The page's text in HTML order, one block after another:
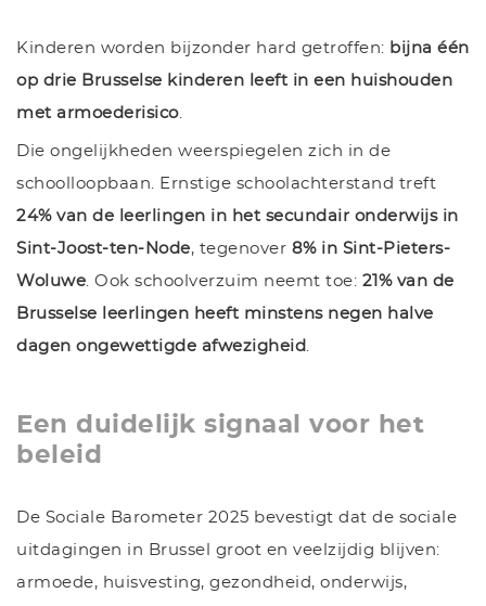
Kinderen worden bijzonder hard getroffen: bijna één
op drie Brusselse kinderen leeft in een huishouden
met armoederisico.
Die ongelijkheden weerspiegelen zich in de
schoolloopbaan. Ernstige schoolachterstand treft
24% van de leerlingen in het secundair onderwijs in
Sint-Joost-ten-Node, tegenover 8% in Sint-Pieters-
Woluwe. Ook schoolverzuim neemt toe: 21% van de
Brusselse leerlingen heeft minstens negen halve
dagen ongewettigde afwezigheid .
Een duidelijk signaal voor het
beleid
De Sociale Barometer 2025 bevestigt dat de sociale
uitdagingen in Brussel groot en veelzijdig blijven:
armoede, huisvesting, gezondheid, onderwijs,